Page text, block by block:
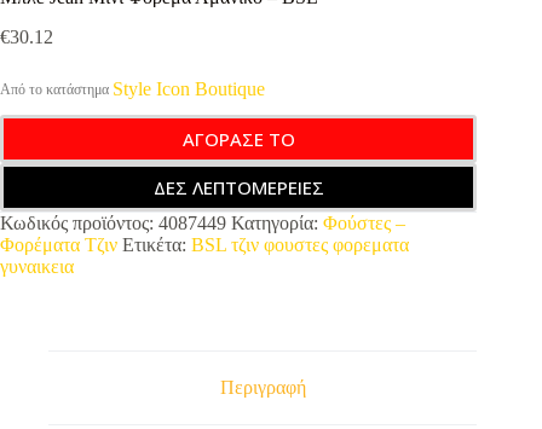
€30.12
Από το κατάστημα Style Icon Boutique
ΑΓΟΡΑΣΕ ΤΟ
ΔΕΣ ΛΕΠΤΟΜΕΡΕΙΕΣ
Κωδικός προϊόντος: 4087449 Κατηγορία: Φούστες –
Φορέματα Τζιν Ετικέτα: BSL τζιν φουστες φορεματα
γυναικεια
Περιγραφή